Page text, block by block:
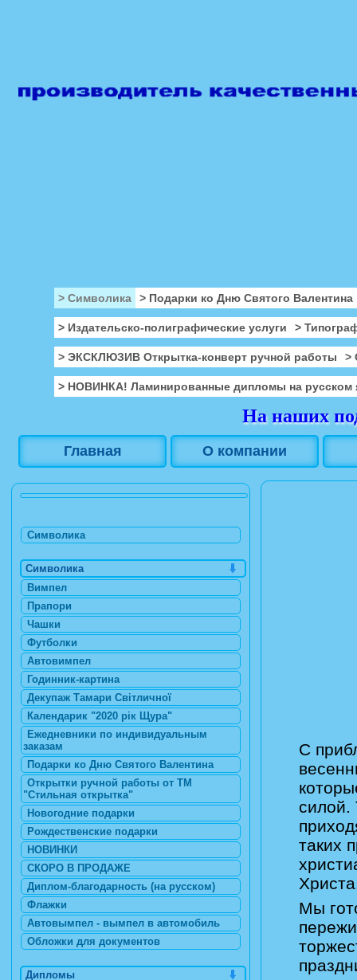
> Символика > Подарки ко Дню Святого Валентина
> Издательско-полиграфические услуги >
> ЭКСКЛЮЗИВ Открытка-конверт ручной работы >
> НОВИНКА! Ламинированные дипломы на русском
На наших
Главная О компании
С
силой.
таких
Мы
Символика
Символика
Вимпел
Прапори
Чашки
Футболки
Автовимпел
Годинник-картина
Декупаж Тамари Світличної
Календарик "2020 рік Щура"
Ежедневники по индивидуальным
заказам
Подарки ко Дню Святого Валентина
Открытки ручной работы от ТМ
"Стильная открытка"
Новогодние подарки
Рождественские подарки
НОВИНКИ
СКОРО В ПРОДАЖЕ
Диплом-благодарность (на русском)
Флажки
Автовымпел - вымпел в автомобиль
Обложки для документов
Дипломы